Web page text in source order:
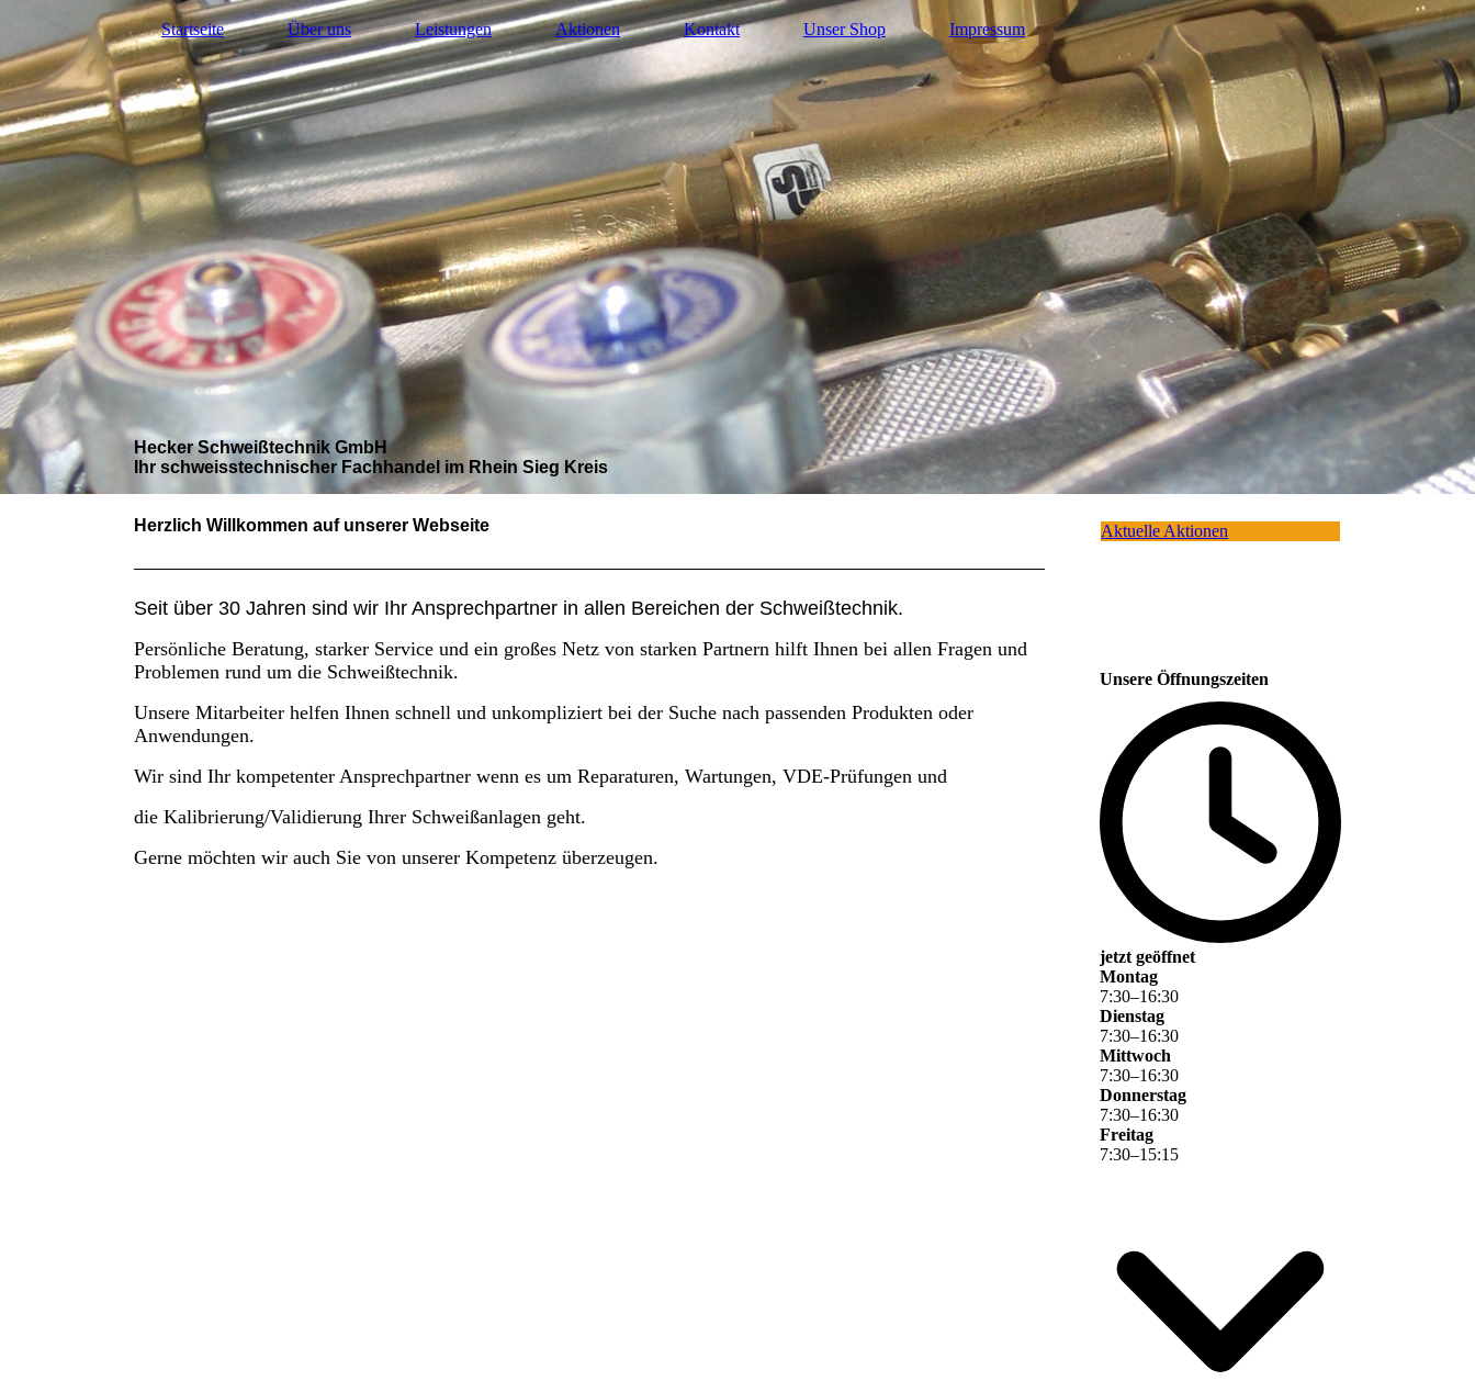
Startseite Über uns Leistungen Aktionen Kontakt Unser Shop Impressum
Hecker Schweißtechnik GmbH
Ihr schweisstechnischer Fachhandel im Rhein Sieg Kreis
Herzlich Willkommen auf unserer Webseite
Seit über 30 Jahren sind wir Ihr Ansprechpartner in allen Bereichen der Schweißtechnik.
Persönliche Beratung, starker Service und ein großes Netz von starken Partnern hilft Ihnen bei allen Fragen und
Problemen rund um die Schweißtechnik.
Unsere Mitarbeiter helfen Ihnen schnell und unkompliziert bei der Suche nach passenden Produkten oder
Anwendungen.
Wir sind Ihr kompetenter Ansprechpartner wenn es um Reparaturen, Wartungen, VDE-Prüfungen und
die Kalibrierung/Validierung Ihrer Schweißanlagen geht.
Gerne möchten wir auch Sie von unserer Kompetenz überzeugen.
Aktuelle Aktionen
Unsere Öffnungszeiten
jetzt geöffnet
Montag
7:30–16:30
Dienstag
7:30–16:30
Mittwoch
7:30–16:30
Donnerstag
7:30–16:30
Freitag
7:30–15:15